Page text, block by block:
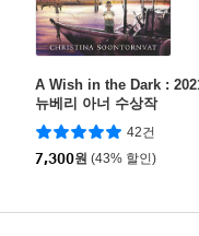
A Wish in the Dark :
뉴베리 아너 수상작
42건
7,300원 (43% 할인)